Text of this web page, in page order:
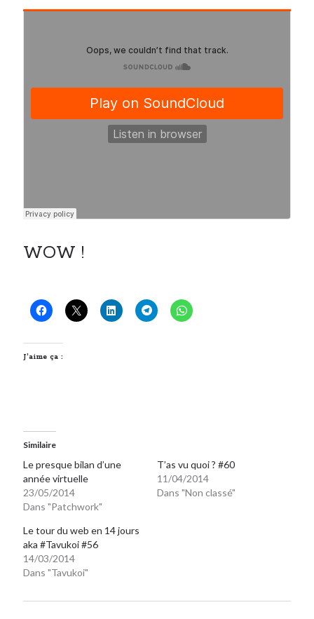
WOW !
J’aime ça :
Similaire
Le presque bilan d’une
année virtuelle
23/05/2014
Dans "Patchwork"
T’as vu quoi ? #60
11/04/2014
Dans "Non classé"
Le tour du web en 14 jours
aka #Tavukoi #56
14/03/2014
Dans "Tavukoi"